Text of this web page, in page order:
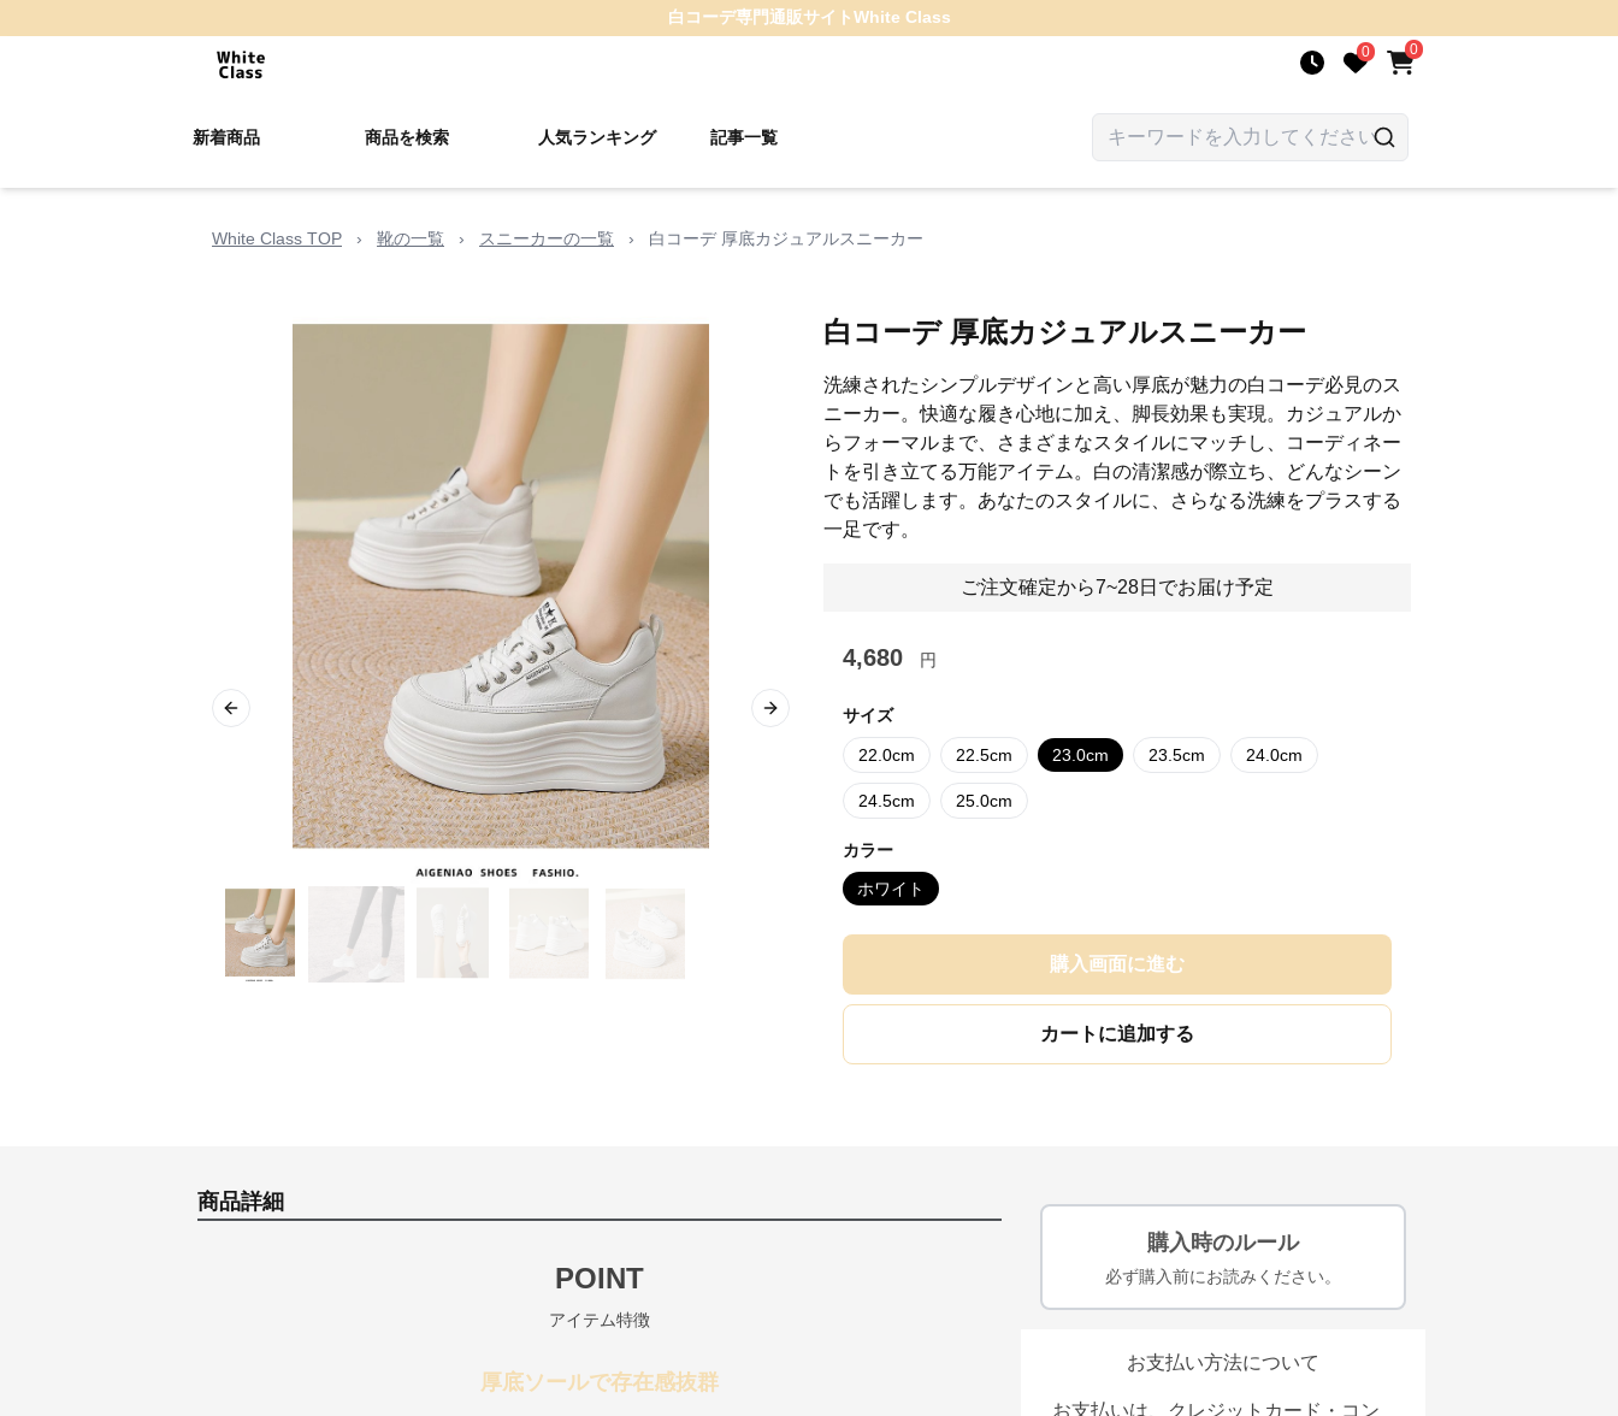
白コーデ専門通販サイトWhite Class
0 0
新着商品 商品を検索 人気ランキング 記事一覧
White Class TOP › 靴の一覧 › スニーカーの一覧 › 白コーデ 厚底カジュアルスニーカー
Previous slide Next slide
白コーデ 厚底カジュアルスニーカー
洗練されたシンプルデザインと高い厚底が魅力の白コーデ必見のス
ニーカー。快適な履き心地に加え、脚長効果も実現。カジュアルか
らフォーマルまで、さまざまなスタイルにマッチし、コーディネー
トを引き立てる万能アイテム。白の清潔感が際立ち、どんなシーン
でも活躍します。あなたのスタイルに、さらなる洗練をプラスする
一足です。
ご注文確定から7~28日でお届け予定
4,680 円
サイズ
22.0cm 22.5cm 23.0cm 23.5cm 24.0cm
24.5cm 25.0cm
カラー
ホワイト
購入画面に進む
カートに追加する
商品詳細
POINT
アイテム特徴
厚底ソールで存在感抜群
購入時のルール
必ず購入前にお読みください。
お支払い方法について
お支払いは、クレジットカード・コン